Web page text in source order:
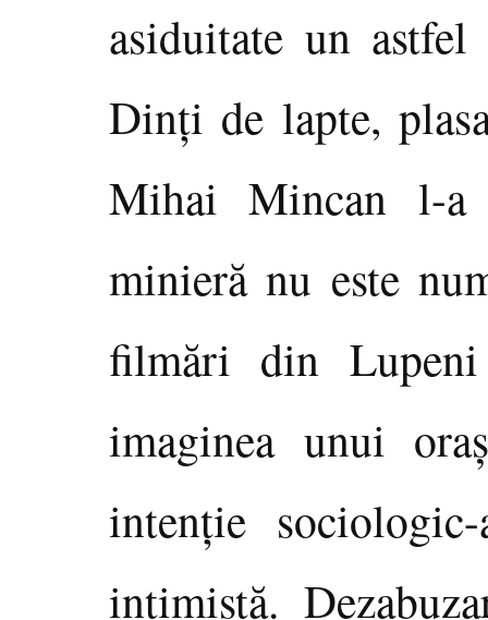
asiduitate un
Dinţi de lapte,
Mihai Mincan l-a
minieră nu este
filmări din Lupeni
imaginea unui
intenţie
intimistă.